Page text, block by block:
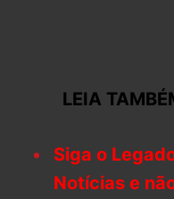
LEIA
Siga o
Notícias e